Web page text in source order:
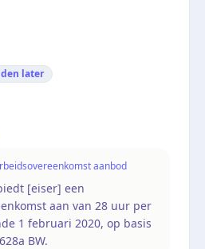
later
aanbod
[eiser] een
aan van 28 uur per
1 februari 2020, op basis
BW.